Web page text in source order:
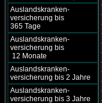
Auslandskranken-
versicherung bis
365 Tage
Auslandskranken-
versicherung bis
12 Monate
Auslandskranken-
versicherung bis 2 Jahre
Auslandskranken-
versicherung bis 3 Jahre